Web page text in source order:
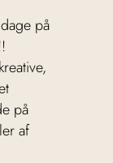
på
på
af